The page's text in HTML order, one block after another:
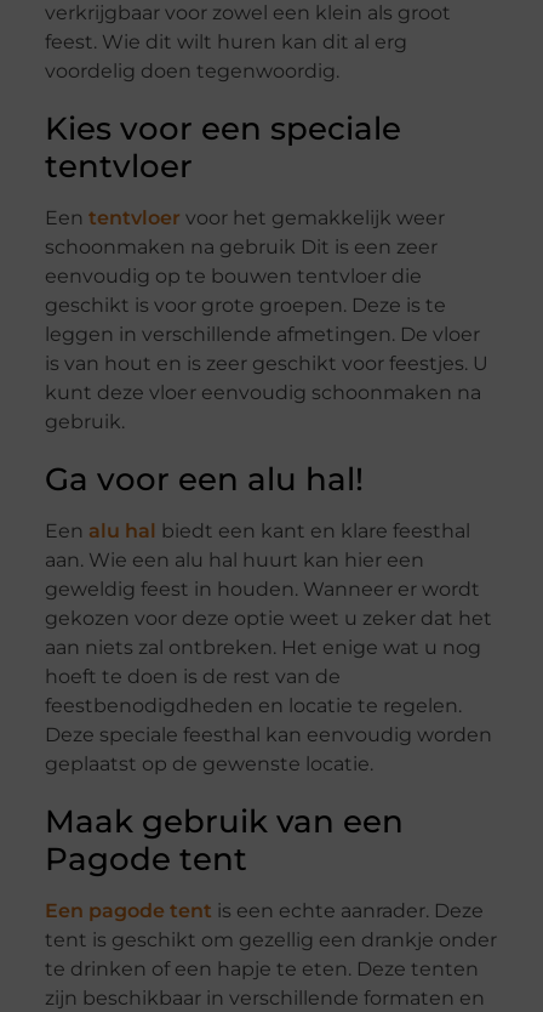
verkrijgbaar voor zowel een klein als groot
feest. Wie dit wilt huren kan dit al erg
voordelig doen tegenwoordig.
Kies voor een speciale
tentvloer
Een tentvloer voor het gemakkelijk weer
schoonmaken na gebruik Dit is een zeer
eenvoudig op te bouwen tentvloer die
geschikt is voor grote groepen. Deze is te
leggen in verschillende afmetingen. De vloer
is van hout en is zeer geschikt voor feestjes. U
kunt deze vloer eenvoudig schoonmaken na
gebruik.
Ga voor een alu hal!
Een alu hal biedt een kant en klare feesthal
aan. Wie een alu hal huurt kan hier een
geweldig feest in houden. Wanneer er wordt
gekozen voor deze optie weet u zeker dat het
aan niets zal ontbreken. Het enige wat u nog
hoeft te doen is de rest van de
feestbenodigdheden en locatie te regelen.
Deze speciale feesthal kan eenvoudig worden
geplaatst op de gewenste locatie.
Maak gebruik van een
Pagode tent
Een pagode tent is een echte aanrader. Deze
tent is geschikt om gezellig een drankje onder
te drinken of een hapje te eten. Deze tenten
zijn beschikbaar in verschillende formaten en